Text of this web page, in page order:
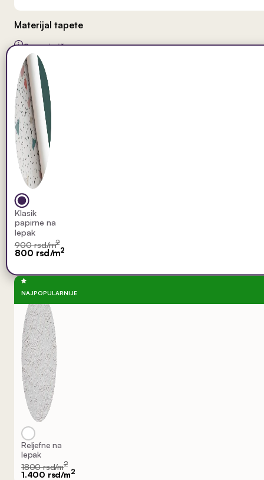
Materijal tapete
Saznaj više
Klasik
papirne na
lepak
900 rsd/m2
800 rsd/m2
NAJPOPULARNIJE
Reljefne na
lepak
1800 rsd/m2
1.400 rsd/m2